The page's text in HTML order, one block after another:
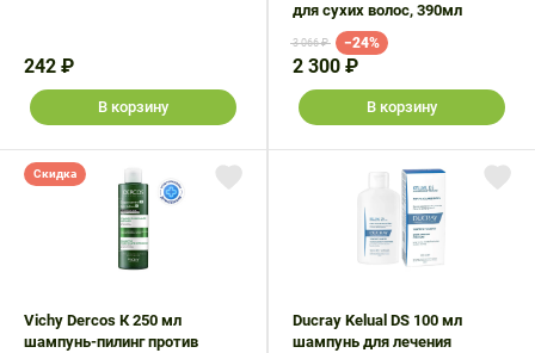
242 ₽
В корзину
для сухих волос, 390мл
3 066 ₽ −24%
2 300 ₽
В корзину
Скидка
Vichy Dercos К 250 мл
шампунь-пилинг против
Ducray Kelual DS 100 мл
шампунь для лечения